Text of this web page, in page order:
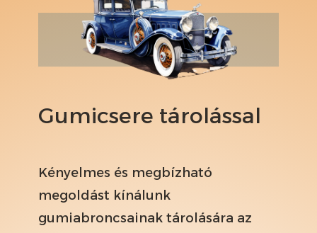
Gumicsere tárolással
Kényelmes és megbízható
megoldást kínálunk
gumiabroncsainak tárolására az